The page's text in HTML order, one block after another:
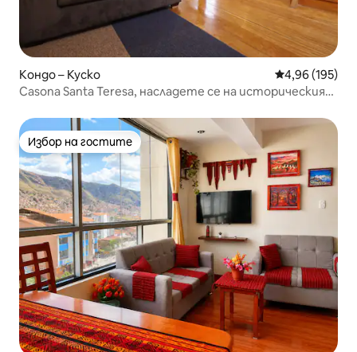
Кондо – Куско Средна
4,96 (195)
Casona Santa Teresa, насладете се на историческия
Избор на гостите
Избор на гостите